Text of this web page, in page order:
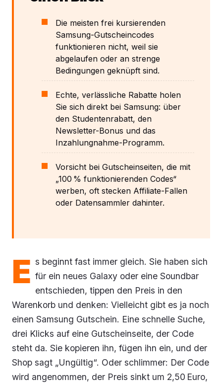
Die meisten frei kursierenden
Samsung-Gutscheincodes
funktionieren nicht, weil sie
abgelaufen oder an strenge
Bedingungen geknüpft sind.
Echte, verlässliche Rabatte holen
Sie sich direkt bei Samsung: über
den Studentenrabatt, den
Newsletter-Bonus und das
Inzahlungnahme-Programm.
Vorsicht bei Gutscheinseiten, die mit
„100 % funktionierenden Codes“
werben, oft stecken Affiliate-Fallen
oder Datensammler dahinter.
E s beginnt fast immer gleich. Sie haben sich
für ein neues Galaxy oder eine Soundbar
entschieden, tippen den Preis in den
Warenkorb und denken: Vielleicht gibt es ja noch
einen Samsung Gutschein. Eine schnelle Suche,
drei Klicks auf eine Gutscheinseite, der Code
steht da. Sie kopieren ihn, fügen ihn ein, und der
Shop sagt „Ungültig“. Oder schlimmer: Der Code
wird angenommen, der Preis sinkt um 2,50 Euro,